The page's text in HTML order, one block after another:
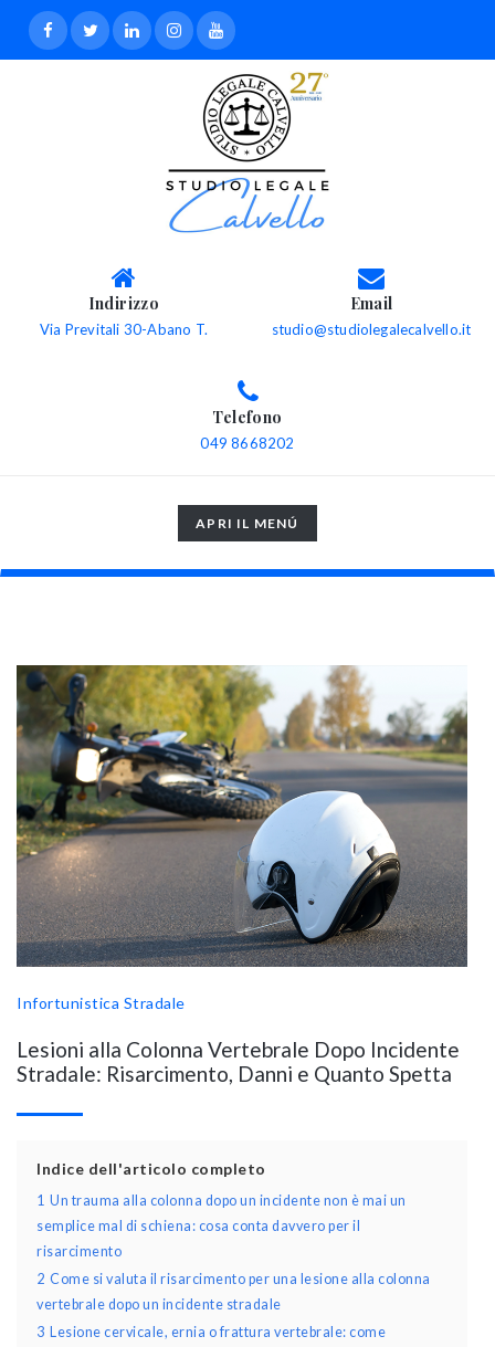
Indirizzo
Via Previtali 30-Abano T.
Email
studio@studiolegalecalvello.it
Telefono
049 8668202
TOGGLE
NAVIGATION
APRI IL MENÚ
Infortunistica Stradale
Lesioni alla Colonna Vertebrale Dopo Incidente
Stradale: Risarcimento, Danni e Quanto Spetta
Indice dell'articolo completo
1 Un trauma alla colonna dopo un incidente non è mai un
semplice mal di schiena: cosa conta davvero per il
risarcimento
2 Come si valuta il risarcimento per una lesione alla colonna
vertebrale dopo un incidente stradale
3 Lesione cervicale, ernia o frattura vertebrale: come